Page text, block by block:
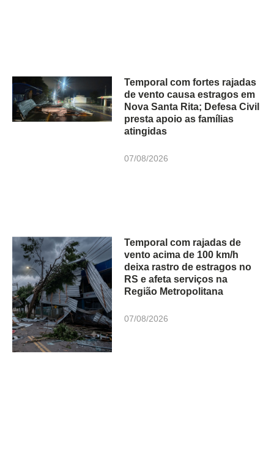
Temporal com fortes rajadas
de vento causa estragos em
Nova Santa Rita; Defesa Civil
presta apoio as famílias
atingidas
07/08/2026
Temporal com rajadas de
vento acima de 100 km/h
deixa rastro de estragos no
RS e afeta serviços na
Região Metropolitana
07/08/2026